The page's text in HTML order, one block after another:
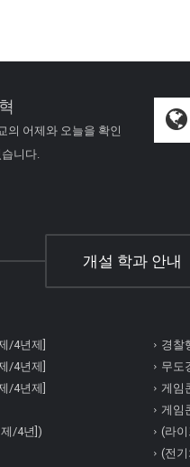
의 어제와 오늘을 확인
니다.
개설 학과 안내
/4년제]
/4년제]
/4년제]
/4년])
경찰
무도
게임
게임
(라
(전